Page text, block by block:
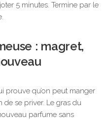
5 minutes. Termine par le
: magret,
prouve qu’on peut manger
de se priver. Le gras du
parfume sans